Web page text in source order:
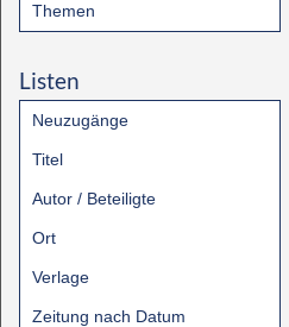
Themen
Listen
Neuzugänge
Titel
Autor / Beteiligte
Ort
Verlage
Zeitung nach Datum